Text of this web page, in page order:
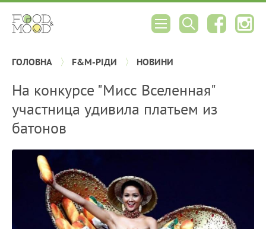
ГОЛОВНА F&M-РІДИ НОВИНИ
На конкурсе "Мисс Вселенная"
участница удивила платьем из
батонов